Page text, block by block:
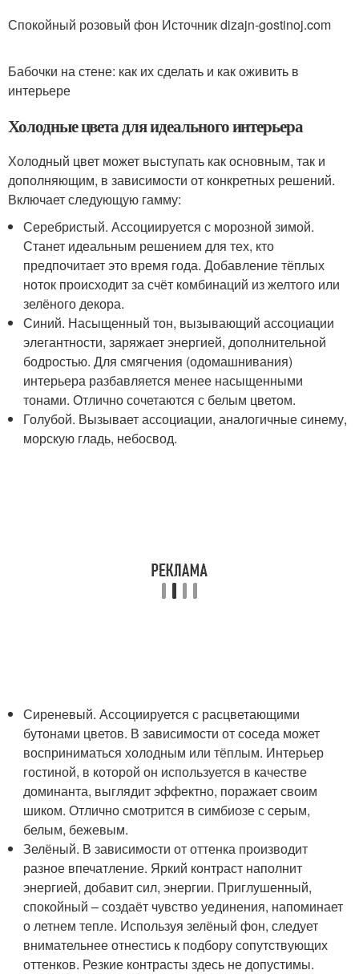
Спокойный розовый фон Источник dizajn-gostinoj.com
Бабочки на стене: как их сделать и как оживить в
интерьере
Холодные цвета для идеального интерьера
Холодный цвет может выступать как основным, так и
дополняющим, в зависимости от конкретных решений.
Включает следующую гамму:
Серебристый. Ассоциируется с морозной зимой.
Станет идеальным решением для тех, кто
предпочитает это время года. Добавление тёплых
ноток происходит за счёт комбинаций из желтого или
зелёного декора.
Синий. Насыщенный тон, вызывающий ассоциации
элегантности, заряжает энергией, дополнительной
бодростью. Для смягчения (одомашнивания)
интерьера разбавляется менее насыщенными
тонами. Отлично сочетаются с белым цветом.
Голубой. Вызывает ассоциации, аналогичные синему,
морскую гладь, небосвод.
Сиреневый. Ассоциируется с расцветающими
бутонами цветов. В зависимости от соседа может
восприниматься холодным или тёплым. Интерьер
гостиной, в которой он используется в качестве
доминанта, выглядит эффектно, поражает своим
шиком. Отлично смотрится в симбиозе с серым,
белым, бежевым.
Зелёный. В зависимости от оттенка производит
разное впечатление. Яркий контраст наполнит
энергией, добавит сил, энергии. Приглушенный,
спокойный – создаёт чувство уединения, напоминает
о летнем тепле. Используя зелёный фон, следует
внимательнее отнестись к подбору сопутствующих
оттенков. Резкие контрасты здесь не допустимы.